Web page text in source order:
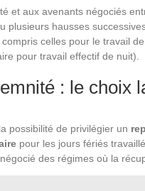
et aux avenants négociés
plusieurs hausses
celles pour le travail
pour travail effectif de nuit).
: le choix
possibilité de privilégier un
pour les jours fériés
des régimes où la